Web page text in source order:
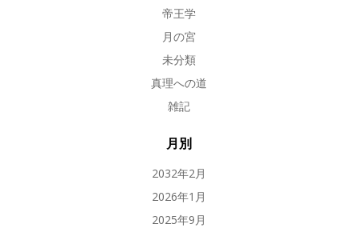
帝王学
月の宮
未分類
真理への道
雑記
月別
2032年2月
2026年1月
2025年9月